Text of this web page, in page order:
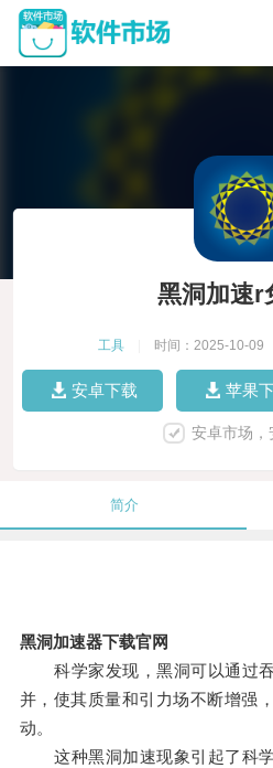
黑洞加速r
工具 时间：2025-10-09
安卓下载 苹果
安卓市场，
简介
黑洞加速器下载官网
科学家发现，黑洞可以通过吞
并，使其质量和引力场不断增强
动。
这种黑洞加速现象引起了科学